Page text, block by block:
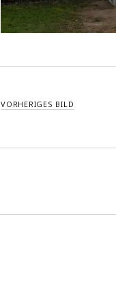
VORHERIGES BILD